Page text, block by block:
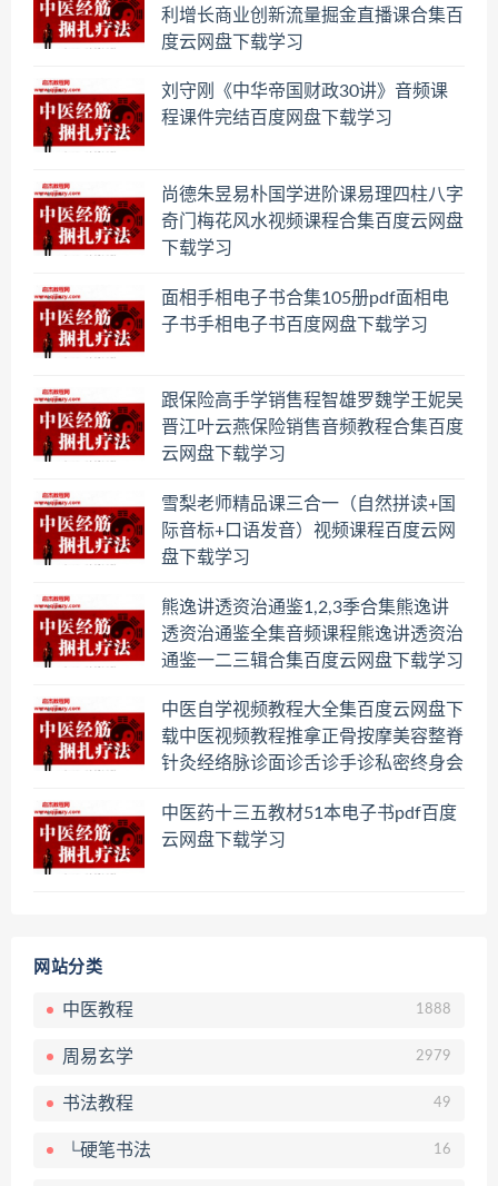
利增长商业创新流量掘金直播课合集百
度云网盘下载学习
刘守刚《中华帝国财政30讲》音频课
程课件完结百度网盘下载学习
尚德朱昱易朴国学进阶课易理四柱八字
奇门梅花风水视频课程合集百度云网盘
下载学习
面相手相电子书合集105册pdf面相电
子书手相电子书百度网盘下载学习
跟保险高手学销售程智雄罗魏学王妮吴
晋江叶云燕保险销售音频教程合集百度
云网盘下载学习
雪梨老师精品课三合一（自然拼读+国
际音标+口语发音）视频课程百度云网
盘下载学习
熊逸讲透资治通鉴1,2,3季合集熊逸讲
透资治通鉴全集音频课程熊逸讲透资治
通鉴一二三辑合集百度云网盘下载学习
中医自学视频教程大全集百度云网盘下
载中医视频教程推拿正骨按摩美容整脊
针灸经络脉诊面诊舌诊手诊私密终身会
中医药十三五教材51本电子书pdf百度
云网盘下载学习
网站分类
中医教程 1888
周易玄学 2979
书法教程 49
└硬笔书法 16